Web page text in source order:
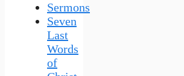
Sermons
Seven
Last
Words
of